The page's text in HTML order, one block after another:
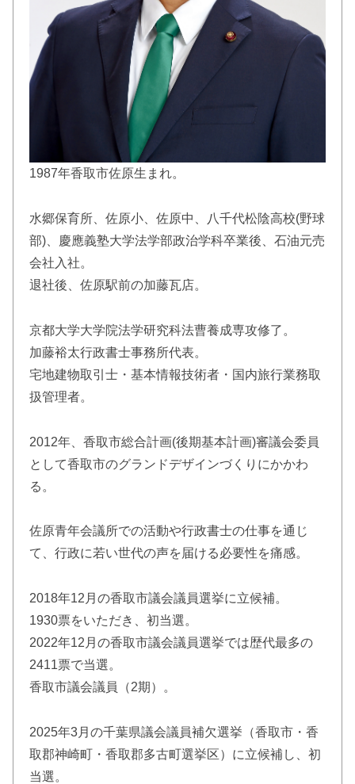
1987年香取市佐原生まれ。
水郷保育所、佐原小、佐原中、八千代松陰高校(野球
部)、慶應義塾大学法学部政治学科卒業後、石油元売
会社入社。
退社後、佐原駅前の加藤瓦店。
京都大学大学院法学研究科法曹養成専攻修了。
加藤裕太行政書士事務所代表。
宅地建物取引士・基本情報技術者・国内旅行業務取
扱管理者。
2012年、香取市総合計画(後期基本計画)審議会委員
として香取市のグランドデザインづくりにかかわ
る。
佐原青年会議所での活動や行政書士の仕事を通じ
て、行政に若い世代の声を届ける必要性を痛感。
2018年12月の香取市議会議員選挙に立候補。
1930票をいただき、初当選。
2022年12月の香取市議会議員選挙では歴代最多の
2411票で当選。
香取市議会議員（2期）。
2025年3月の千葉県議会議員補欠選挙（香取市・香
取郡神崎町・香取郡多古町選挙区）に立候補し、初
当選。